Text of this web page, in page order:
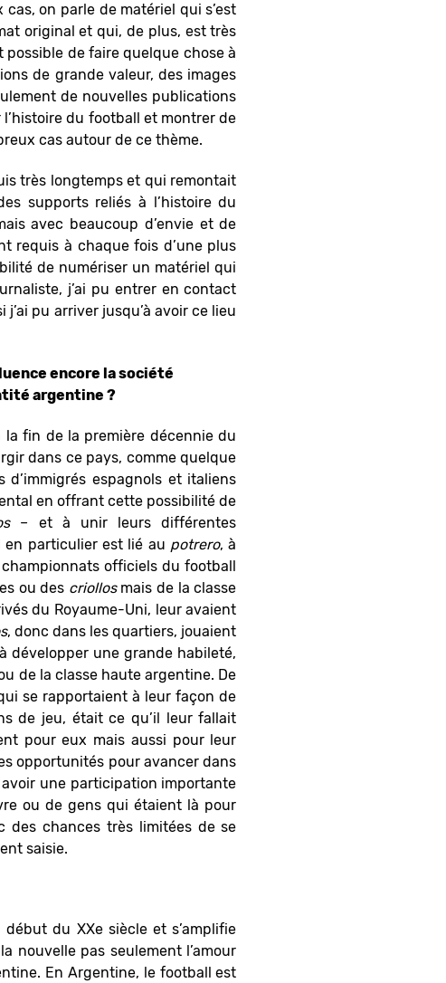
on parle de matériel qui s’est
original et qui, de plus, est très
de faire quelque chose à
de grande valeur, des images
de nouvelles publications
du football et montrer de
cas autour de ce thème.
très longtemps et qui remontait
supports reliés à l’histoire du
avec beaucoup d’envie et de
requis à chaque fois d’une plus
de numériser un matériel qui
j’ai pu entrer en contact
pu arriver jusqu’à avoir ce lieu
encore la société
argentine ?
fin de la première décennie du
dans ce pays, comme quelque
espagnols et italiens
en offrant cette possibilité de
– et à unir leurs différentes
en particulier est lié au potrero, à
officiels du football
ou des criollosmais de la classe
du Royaume-Uni, leur avaient
, donc dans les quartiers, jouaient
développer une grande habileté,
de la classe haute argentine. De
se rapportaient à leur façon de
de jeu, était ce qu’il leur fallait
pour eux mais aussi pour leur
opportunités pour avancer dans
une participation importante
ou de gens qui étaient là pour
chances très limitées de se
saisie.
du XXe siècle et s’amplifie
nouvelle pas seulement l’amour
En Argentine, le football est